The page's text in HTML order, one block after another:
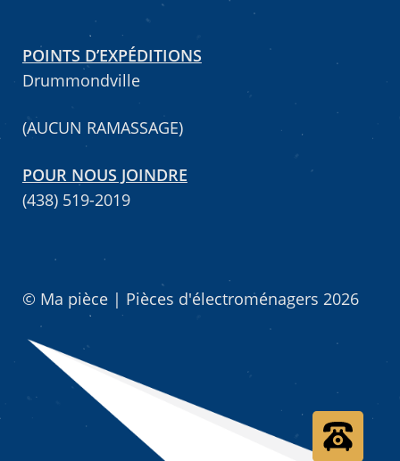
POINTS D’EXPÉDITIONS
Drummondville
(AUCUN RAMASSAGE)
POUR NOUS JOINDRE
(438) 519-2019
© Ma pièce | Pièces d'électroménagers 2026